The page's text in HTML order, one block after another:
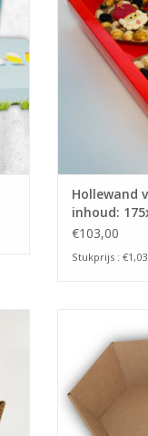
Hollewand
inhoud:
€103,00
Stukprijs :
per